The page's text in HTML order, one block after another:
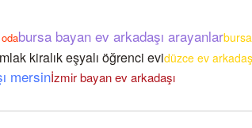
bursa bayan ev arkadaşı arayanlar
kiralık eşyalı öğrenci evidüzce ev
mersinİzmir bayan ev arkadaşı